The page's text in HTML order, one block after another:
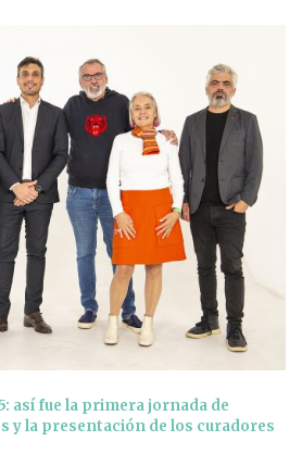
así fue la primera jornada de
y la presentación de los curadores